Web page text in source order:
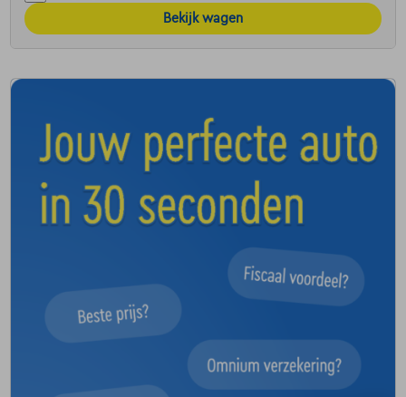
Bekijk wagen